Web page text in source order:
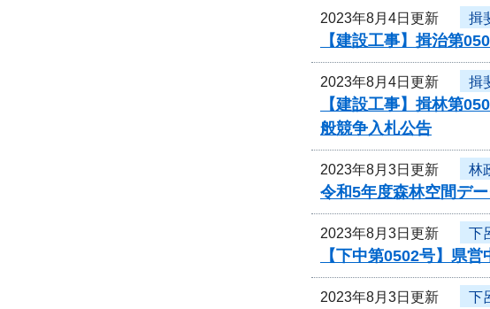
2023年8月4日更新 揖
【建設工事】揖治第
2023年8月4日更新 揖
【建設工事】揖林第
般競争入札公告
2023年8月3日更新 林
令和5年度森林空間デ
2023年8月3日更新 下
【下中第0502号】県
2023年8月3日更新 下